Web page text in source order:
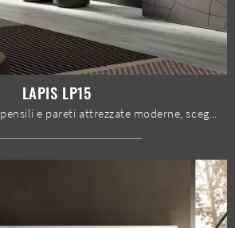
LAPIS LP15
Se sei alla ricerca di pensili e pareti attrezzate moderne, scegli il modello Lapis LP15 di Spar: clicca e scopri di più!